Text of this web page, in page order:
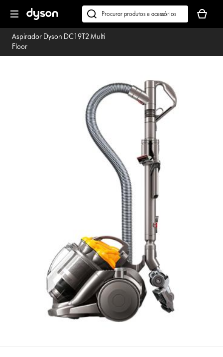
seguinte
Pesquisar
em
dyson.pt
seu
cesto
Aspirador Dyson DC19T2 Multi
Floor